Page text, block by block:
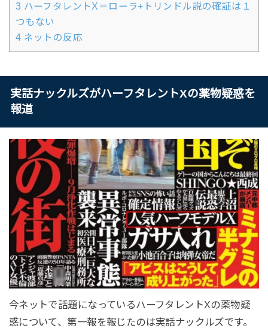
3 ハーフタレントX＝ローラ+トリンドル説の確証は１
つもない
4 ネットの反応
実話ナックルズがハーフタレントXの薬物疑惑を
報道
今ネットで話題になっているハーフタレントXの薬物疑
惑について、第一報を報じたのは実話ナックルズです。